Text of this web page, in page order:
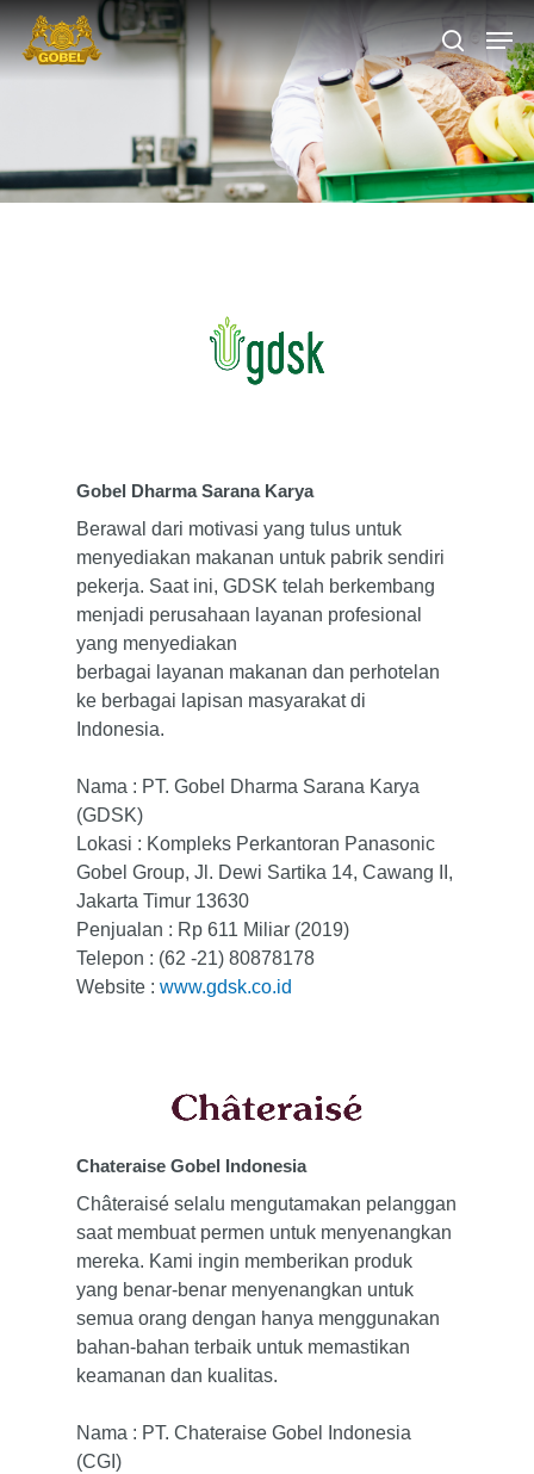
Hit enter to search or ESC to close
Gobel Dharma Sarana Karya
Berawal dari motivasi yang tulus untuk
menyediakan makanan untuk pabrik sendiri
pekerja. Saat ini, GDSK telah berkembang
menjadi perusahaan layanan profesional
yang menyediakan
berbagai layanan makanan dan perhotelan
ke berbagai lapisan masyarakat di
Indonesia.
Nama : PT. Gobel Dharma Sarana Karya
(GDSK)
Lokasi : Kompleks Perkantoran Panasonic
Gobel Group, Jl. Dewi Sartika 14, Cawang II,
Jakarta Timur 13630
Penjualan : Rp 611 Miliar (2019)
Telepon : (62 -21) 80878178
Website :www.gdsk.co.id
Chateraise Gobel Indonesia
Châteraisé selalu mengutamakan pelanggan
saat membuat permen untuk menyenangkan
mereka. Kami ingin memberikan produk
yang benar-benar menyenangkan untuk
semua orang dengan hanya menggunakan
bahan-bahan terbaik untuk memastikan
keamanan dan kualitas.
Nama : PT. Chateraise Gobel Indonesia
(CGI)
Pendiri
Perjalanan Kami
Filosofi Kami
Mitra
Bisnis
Manufaktur
Properti
Penjualan & Pelayanan
Berita & Media
Pusat Media
Berita
Careers
Kontak
id